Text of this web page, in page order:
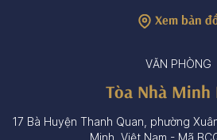
Xem bản
VĂN PHÒNG
Tòa Nhà Minh
17 Bà Huyện Thanh Quan, phường